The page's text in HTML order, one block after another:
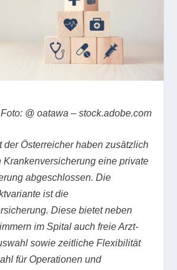
Foto: @ oatawa – stock.adobe.com
der Österreicher haben zusätzlich
Krankenversicherung eine private
abgeschlossen. Die
ist die
Diese bietet neben
im Spital auch freie Arzt-
sowie zeitliche Flexibilität
für Operationen und